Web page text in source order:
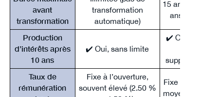
avant
transformation
transformation
automatique)
15 ans (10 ans
ans
Production
d’intérêts après
10 ans
✔️ Oui, sans limite
✔️ Oui, jusqu’à
Taux de
rémunération
Fixe à l’ouverture,
souvent élevé (2.50 %
Fixe à
moyen (2–2.50